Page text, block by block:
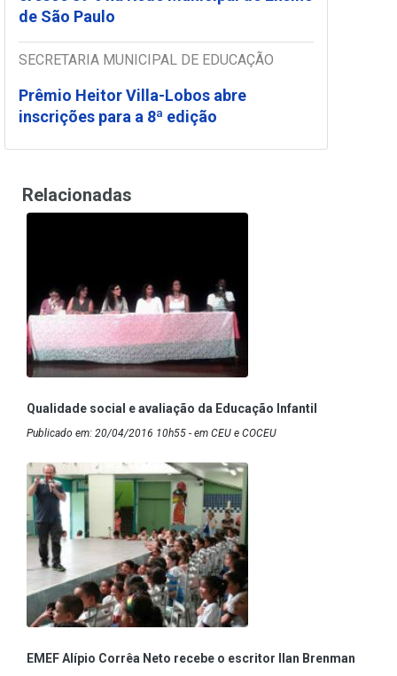
de São Paulo
SECRETARIA MUNICIPAL DE EDUCAÇÃO
Prêmio Heitor Villa-Lobos abre
inscrições para a 8ª edição
Relacionadas
Qualidade social e avaliação da Educação Infantil
Publicado em: 20/04/2016 10h55 - em CEU e COCEU
EMEF Alípio Corrêa Neto recebe o escritor Ilan Brenman